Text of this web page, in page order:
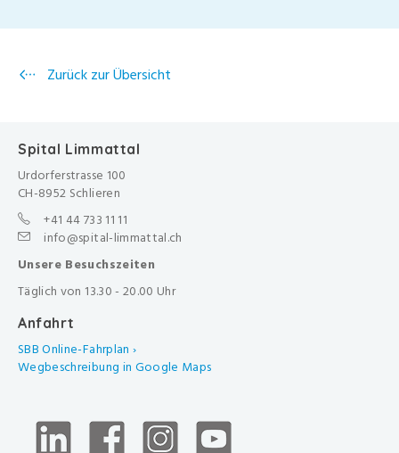
Zurück zur Übersicht
Spital Limmattal
Urdorferstrasse 100
CH-8952 Schlieren
+41 44 733 11 11
info@spital-limmattal.ch
Unsere Besuchszeiten
Täglich von 13.30 - 20.00 Uhr
Anfahrt
SBB Online-Fahrplan ›
Wegbeschreibung in Google Maps